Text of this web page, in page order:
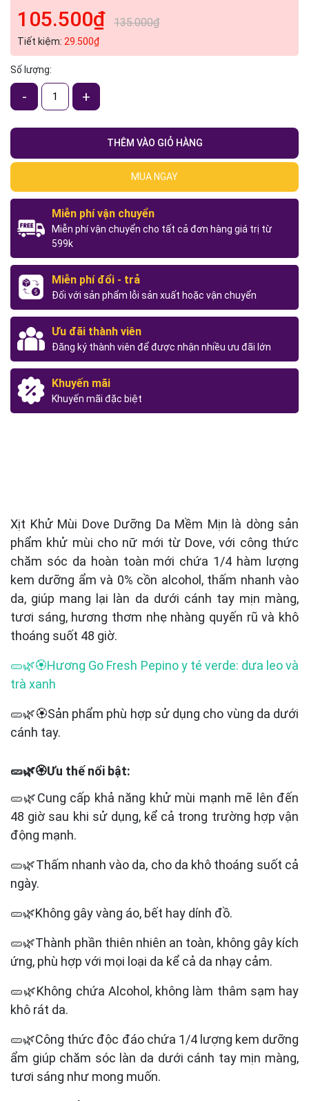
105.500₫ 135.000₫
Tiết kiệm: 29.500₫
Số lượng:
- +
THÊM VÀO GIỎ HÀNG
MUA NGAY
Miễn phí vận chuyển
Miễn phí vận chuyển cho tất cả đơn hàng giá trị từ
599k
Miễn phí đổi - trả
Đối với sản phẩm lỗi sản xuất hoặc vận chuyển
Ưu đãi thành viên
Đăng ký thành viên để được nhận nhiều ưu đãi lớn
Khuyến mãi
Khuyến mãi đặc biệt
Xịt Khử Mùi Dove Dưỡng Da Mềm Mịn là dòng sản
phẩm khử mùi cho nữ mới từ Dove, với công thức
chăm sóc da hoàn toàn mới chứa 1/4 hàm lượng
kem dưỡng ẩm và 0% cồn alcohol, thấm nhanh vào
da, giúp mang lại làn da dưới cánh tay mịn màng,
tươi sáng, hương thơm nhẹ nhàng quyến rũ và khô
thoáng suốt 48 giờ.
🥒🌿🏵️Hương Go Fresh Pepino y té verde: dưa leo và
trà xanh
🥒🌿🏵️Sản phẩm phù hợp sử dụng cho vùng da dưới
cánh tay.
🥒🌿🏵️Ưu thế nổi bật:
🥒🌿Cung cấp khả năng khử mùi mạnh mẽ lên đến
48 giờ sau khi sử dụng, kể cả trong trường hợp vận
động mạnh.
🥒🌿Thấm nhanh vào da, cho da khô thoáng suốt cả
ngày.
🥒🌿Không gây vàng áo, bết hay dính đồ.
🥒🌿Thành phần thiên nhiên an toàn, không gây kích
ứng, phù hợp với mọi loại da kể cả da nhạy cảm.
🥒🌿Không chứa Alcohol, không làm thâm sạm hay
khô rát da.
🥒🌿Công thức độc đáo chứa 1/4 lượng kem dưỡng
ẩm giúp chăm sóc làn da dưới cánh tay mịn màng,
tươi sáng như mong muốn.